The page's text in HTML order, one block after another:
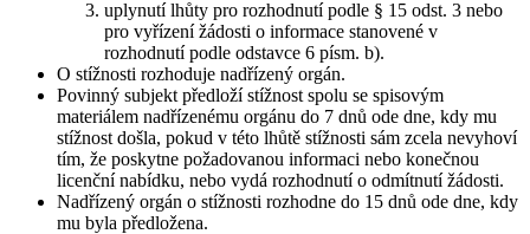
uplynutí lhůty pro rozhodnutí podle § 15 odst. 3 nebo
pro vyřízení žádosti o informace stanovené v
rozhodnutí podle odstavce 6 písm. b).
O stížnosti rozhoduje nadřízený orgán.
Povinný subjekt předloží stížnost spolu se spisovým
materiálem nadřízenému orgánu do 7 dnů ode dne, kdy mu
stížnost došla, pokud v této lhůtě stížnosti sám zcela nevyhoví
tím, že poskytne požadovanou informaci nebo konečnou
licenční nabídku, nebo vydá rozhodnutí o odmítnutí žádosti.
Nadřízený orgán o stížnosti rozhodne do 15 dnů ode dne, kdy
mu byla předložena.